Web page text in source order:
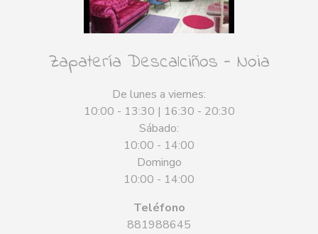
Zapatería Descalciños - Noia
De lunes a viernes:
10:00 - 13:30 | 16:30 - 20:30
Sábado:
10:00 - 14:00
Domingo
10:00 - 14:00
Teléfono
881988645